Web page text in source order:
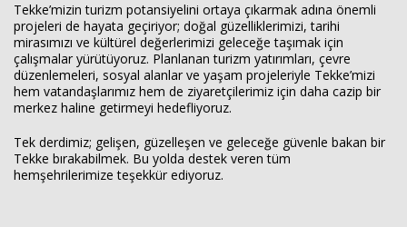
Tekke’mizin turizm potansiyelini ortaya çıkarmak adına önemli
projeleri de hayata geçiriyor; doğal güzelliklerimizi, tarihi
mirasımızı ve kültürel değerlerimizi geleceğe taşımak için
çalışmalar yürütüyoruz. Planlanan turizm yatırımları, çevre
düzenlemeleri, sosyal alanlar ve yaşam projeleriyle Tekke’mizi
hem vatandaşlarımız hem de ziyaretçilerimiz için daha cazip bir
merkez haline getirmeyi hedefliyoruz.
Tek derdimiz; gelişen, güzelleşen ve geleceğe güvenle bakan bir
Tekke bırakabilmek. Bu yolda destek veren tüm
hemşehrilerimize teşekkür ediyoruz.